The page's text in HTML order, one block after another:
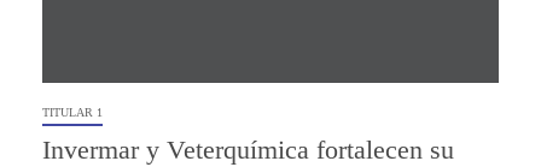
TITULAR 1
Invermar y Veterquímica fortalecen su